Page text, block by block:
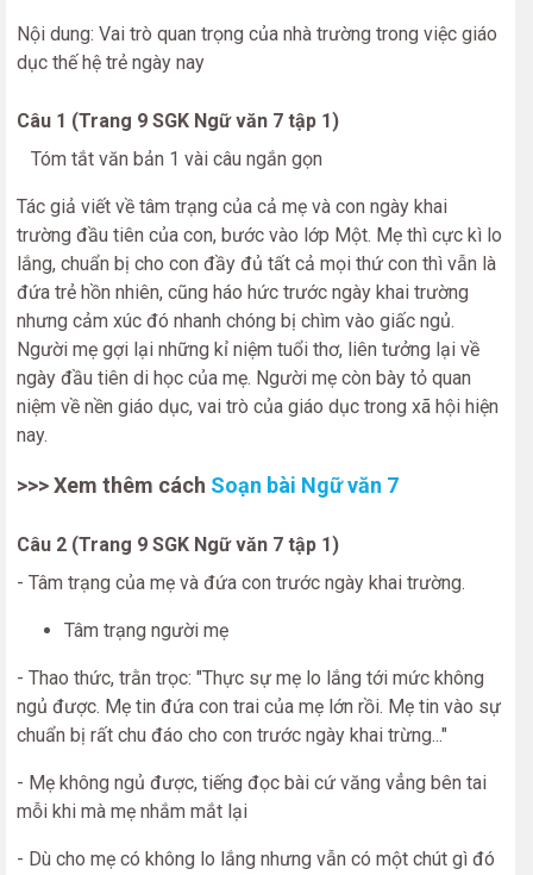
Nội dung: Vai trò quan trọng của nhà trường trong việc giáo
dục thế hệ trẻ ngày nay
Câu 1 (Trang 9 SGK Ngữ văn 7 tập 1)
Tóm tắt văn bản 1 vài câu ngắn gọn
Tác giả viết về tâm trạng của cả mẹ và con ngày khai
trường đầu tiên của con, bước vào lớp Một. Mẹ thì cực kì lo
lắng, chuẩn bị cho con đầy đủ tất cả mọi thứ con thì vẫn là
đứa trẻ hồn nhiên, cũng háo hức trước ngày khai trường
nhưng cảm xúc đó nhanh chóng bị chìm vào giấc ngủ.
Người mẹ gợi lại những kỉ niệm tuổi thơ, liên tưởng lại về
ngày đầu tiên di học của mẹ. Người mẹ còn bày tỏ quan
niệm về nền giáo dục, vai trò của giáo dục trong xã hội hiện
nay.
>>> Xem thêm cách Soạn bài Ngữ văn 7
Câu 2 (Trang 9 SGK Ngữ văn 7 tập 1)
- Tâm trạng của mẹ và đứa con trước ngày khai trường.
Tâm trạng người mẹ
- Thao thức, trằn trọc: "Thực sự mẹ lo lắng tới mức không
ngủ được. Mẹ tin đứa con trai của mẹ lớn rồi. Mẹ tin vào sự
chuẩn bị rất chu đáo cho con trước ngày khai trừng..."
- Mẹ không ngủ được, tiếng đọc bài cứ văng vẳng bên tai
mỗi khi mà mẹ nhắm mắt lại
- Dù cho mẹ có không lo lắng nhưng vẫn có một chút gì đó